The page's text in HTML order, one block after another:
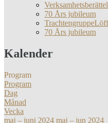
70 Års jubileum
70 Års jubileum
Kalender
Program
Program
Dag
Månad
Vecka
maj – juni 2024 maj – jun 2024